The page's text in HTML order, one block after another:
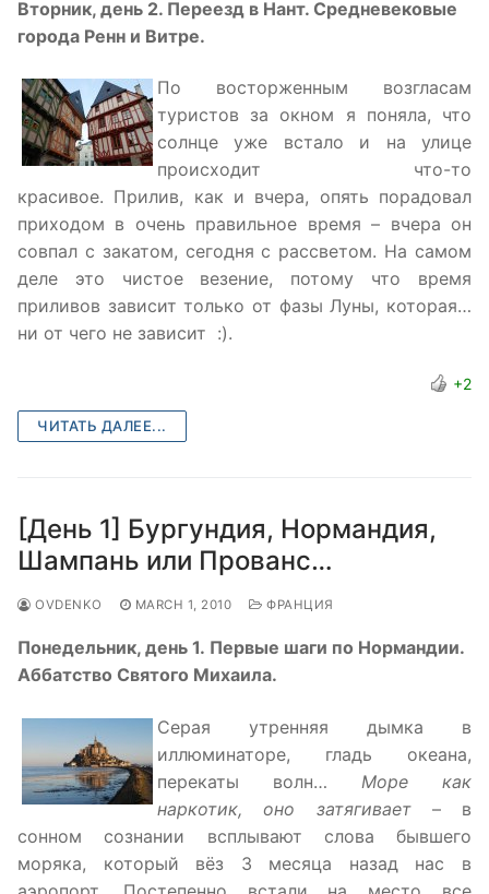
Вторник, день 2. Переезд в Нант. Средневековые
города Ренн и Витре.
По восторженным возгласам
туристов за окном я поняла, что
солнце уже встало и на улице
происходит что-то
красивое. Прилив, как и вчера, опять порадовал
приходом в очень правильное время – вчера он
совпал с закатом, сегодня с рассветом. На самом
деле это чистое везение, потому что время
приливов зависит только от фазы Луны, которая…
ни от чего не зависит :).
+2
ЧИТАТЬ ДАЛЕЕ...
[День 1] Бургундия, Нормандия,
Шампань или Прованс…
OVDENKO MARCH 1, 2010 ФРАНЦИЯ
Понедельник, день 1. Первые шаги по Нормандии.
Аббатство Святого Михаила.
Серая утренняя дымка в
иллюминаторе, гладь океана,
перекаты волн… Море как
наркотик, оно затягивает – в
сонном сознании всплывают слова бывшего
моряка, который вёз 3 месяца назад нас в